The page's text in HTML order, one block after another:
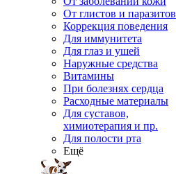
От глистов и паразитов
Коррекция поведения
Для иммунитета
Для глаз и ушей
Наружные средства
Витамины
При болезнях сердца
Расходные материалы
Для суставов,
химиотерапия и пр.
Для полости рта
Ещё